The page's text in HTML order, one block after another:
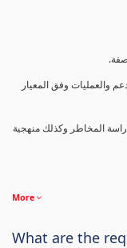
والعمليات وفق المعيار
المخاطر وكذلك منهجية
More
What are the